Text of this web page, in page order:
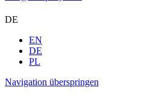
DE
EN
DE
PL
Navigation überspringen